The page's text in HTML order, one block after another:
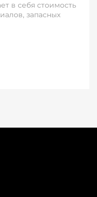
в себя стоимость
запасных